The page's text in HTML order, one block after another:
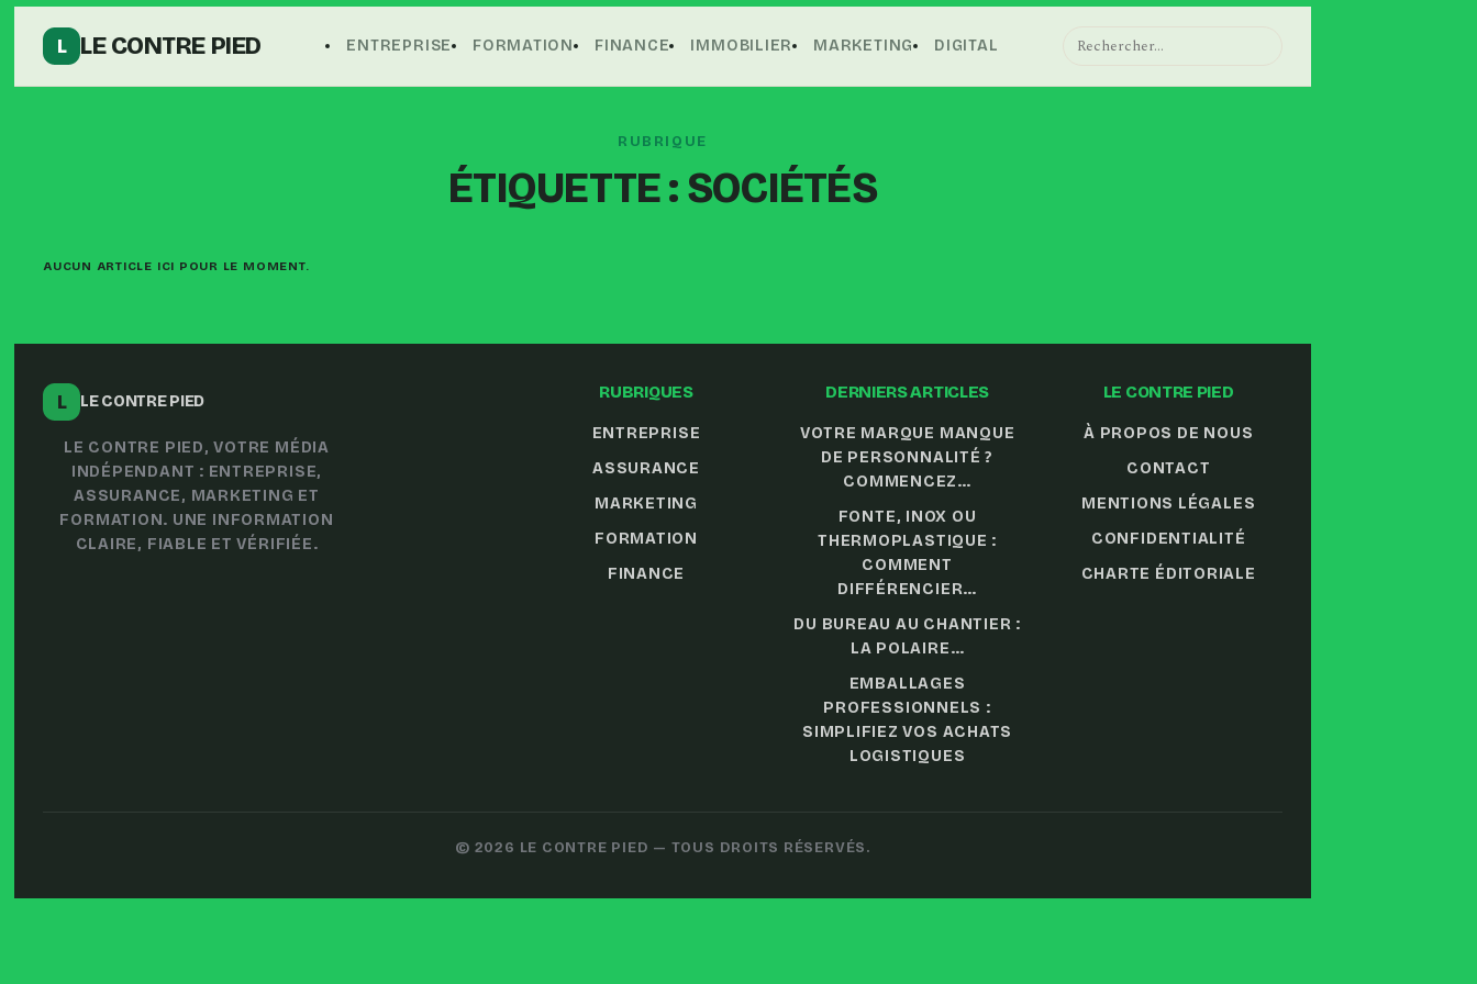
L LE CONTRE PIED ENTREPRISE FORMATION FINANCE IMMOBILIER MARKETING DIGITAL
RUBRIQUE
ÉTIQUETTE : SOCIÉTÉS
AUCUN ARTICLE ICI POUR LE MOMENT.
L LE CONTRE PIED
LE CONTRE PIED, VOTRE MÉDIA
INDÉPENDANT : ENTREPRISE,
ASSURANCE, MARKETING ET
FORMATION. UNE INFORMATION
CLAIRE, FIABLE ET VÉRIFIÉE.
RUBRIQUES
ENTREPRISE
ASSURANCE
MARKETING
FORMATION
FINANCE
DERNIERS ARTICLES
VOTRE MARQUE MANQUE
DE PERSONNALITÉ ?
COMMENCEZ…
FONTE, INOX OU
THERMOPLASTIQUE :
COMMENT
DIFFÉRENCIER…
DU BUREAU AU CHANTIER :
LA POLAIRE…
EMBALLAGES
PROFESSIONNELS :
SIMPLIFIEZ VOS ACHATS
LOGISTIQUES
LE CONTRE PIED
À PROPOS DE NOUS
CONTACT
MENTIONS LÉGALES
CONFIDENTIALITÉ
CHARTE ÉDITORIALE
© 2026 LE CONTRE PIED — TOUS DROITS RÉSERVÉS.